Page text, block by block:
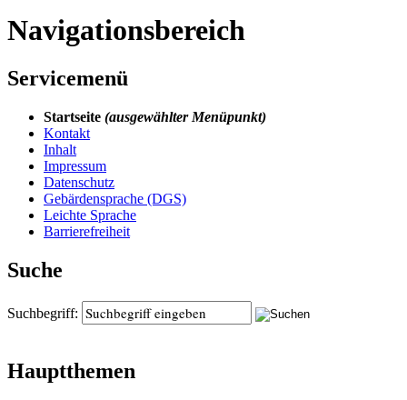
Navigationsbereich
Servicemenü
Startseite (ausgewählter Menüpunkt)
Kontakt
Inhalt
Impressum
Datenschutz
Gebärdensprache (DGS)
Leichte Sprache
Barrierefreiheit
Suche
Suchbegriff:
Hauptthemen